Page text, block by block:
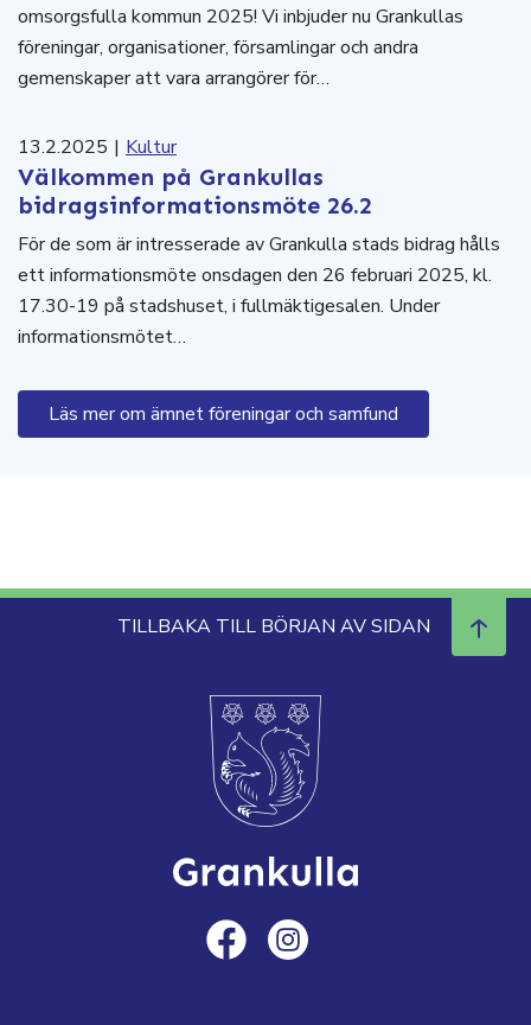
omsorgsfulla kommun 2025! Vi inbjuder nu Grankullas
föreningar, organisationer, församlingar och andra
gemenskaper att vara arrangörer för…
13.2.2025 | Kultur
Välkommen på Grankullas
bidragsinformationsmöte 26.2
För de som är intresserade av Grankulla stads bidrag hålls
ett informationsmöte onsdagen den 26 februari 2025, kl.
17.30-19 på stadshuset, i fullmäktigesalen. Under
informationsmötet…
Läs mer om ämnet föreningar och samfund
TILLBAKA TILL BÖRJAN AV SIDAN